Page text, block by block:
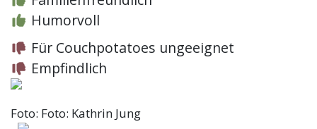
Humorvoll
Für Couchpotatoes ungeeignet
Empfindlich
Foto: Foto: Kathrin Jung